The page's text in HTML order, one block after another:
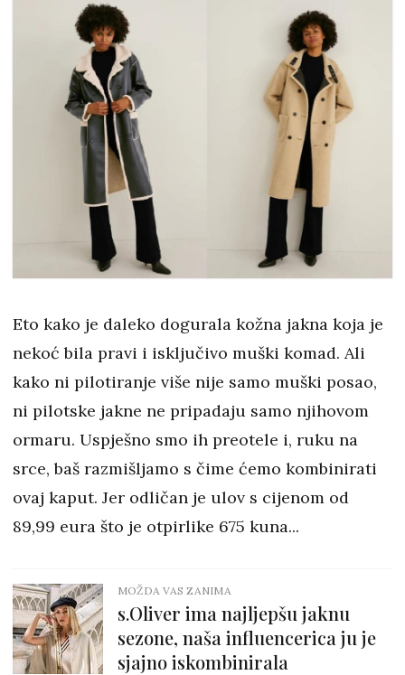
Eto kako je daleko dogurala kožna jakna koja je
nekoć bila pravi i isključivo muški komad. Ali
kako ni pilotiranje više nije samo muški posao,
ni pilotske jakne ne pripadaju samo njihovom
ormaru. Uspješno smo ih preotele i, ruku na
srce, baš razmišljamo s čime ćemo kombinirati
ovaj kaput. Jer odličan je ulov s cijenom od
89,99 eura što je otpirlike 675 kuna...
MOŽDA VAS ZANIMA
s.Oliver ima najljepšu jaknu
sezone, naša influencerica ju je
sjajno iskombinirala